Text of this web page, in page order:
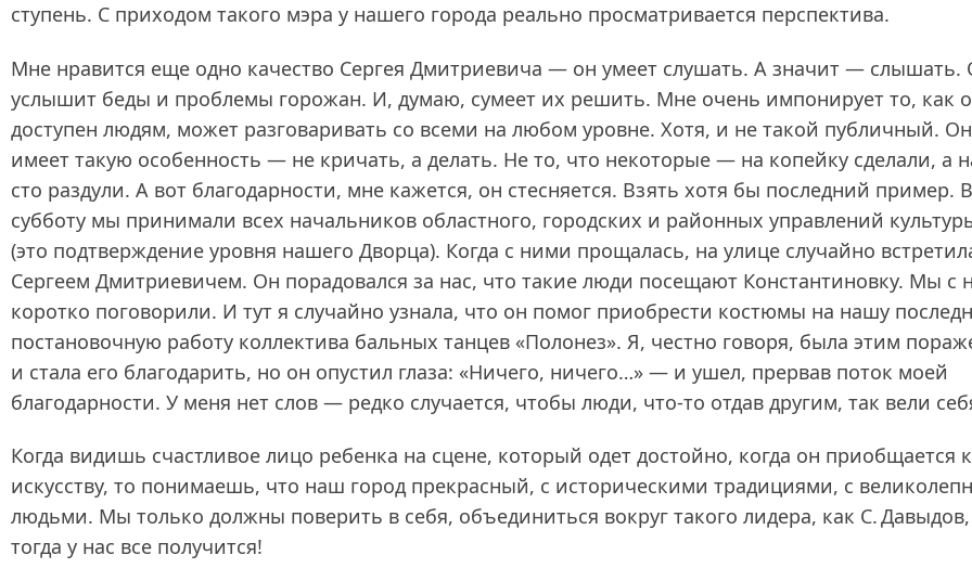
ступень. С приходом такого мэра у нашего города реально просматривается перспектива.
Мне нравится еще одно качество Сергея Дмитриевича — он умеет слушать. А значит — слышать.
услышит беды и проблемы горожан. И, думаю, сумеет их решить. Мне очень импонирует то, как
доступен людям, может разговаривать со всеми на любом уровне. Хотя, и не такой публичный. Он
имеет такую особенность — не кричать, а делать. Не то, что некоторые — на копейку сделали, а
сто раздули. А вот благодарности, мне кажется, он стесняется. Взять хотя бы последний пример.
субботу мы принимали всех начальников областного, городских и районных управлений
(это подтверждение уровня нашего Дворца). Когда с ними прощалась, на улице случайно
Сергеем Дмитриевичем. Он порадовался за нас, что такие люди посещают Константиновку. Мы с
коротко поговорили. И тут я случайно узнала, что он помог приобрести костюмы на нашу
постановочную работу коллектива бальных танцев «Полонез». Я, честно говоря, была этим
и стала его благодарить, но он опустил глаза: «Ничего, ничего…» — и ушел, прервав поток моей
благодарности. У меня нет слов — редко случается, чтобы люди, что‑то отдав другим, так вели
Когда видишь счастливое лицо ребенка на сцене, который одет достойно, когда он приобщается к
искусству, то понимаешь, что наш город прекрасный, с историческими традициями, с
людьми. Мы только должны поверить в себя, объединиться вокруг такого лидера, как С.
тогда у нас все получится!